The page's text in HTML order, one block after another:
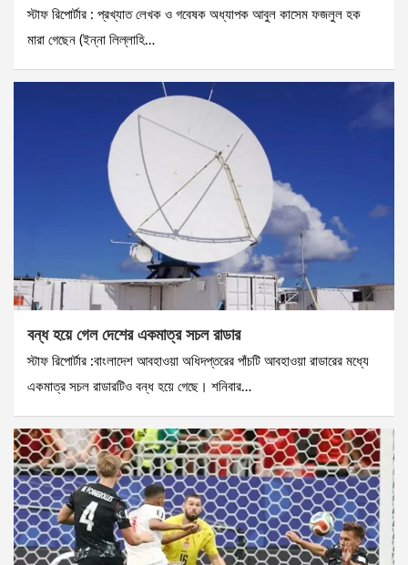
স্টাফ রিপোর্টার : প্রখ্যাত লেখক ও গবেষক অধ্যাপক আবুল কাসেম ফজলুল হক
মারা গেছেন (ইন্না লিল্লাহি…
বন্ধ হয়ে গেল দেশের একমাত্র সচল রাডার
স্টাফ রিপোর্টার :বাংলাদেশ আবহাওয়া অধিদপ্তরের পাঁচটি আবহাওয়া রাডারের মধ্যে
একমাত্র সচল রাডারটিও বন্ধ হয়ে গেছে। শনিবার…